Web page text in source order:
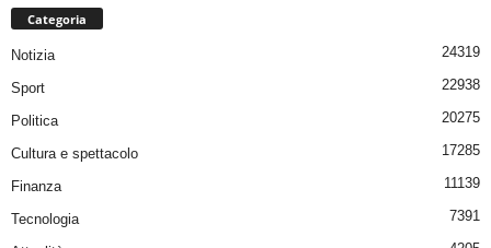
Categoria
Notizia 24319
Sport 22938
Politica 20275
Cultura e spettacolo 17285
Finanza 11139
Tecnologia 7391